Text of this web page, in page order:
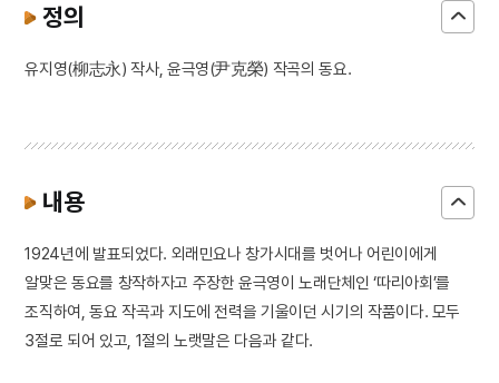
9
정의
유지영(柳志永) 작사, 윤극영(尹克榮) 작곡의 동요.
내용
1924년에 발표되었다. 외래민요나 창가시대를 벗어나 어린이에게
알맞은 동요를 창작하자고 주장한 윤극영이 노래단체인 ‘따리아회’를
조직하여, 동요 작곡과 지도에 전력을 기울이던 시기의 작품이다. 모두
3절로 되어 있고, 1절의 노랫말은 다음과 같다.